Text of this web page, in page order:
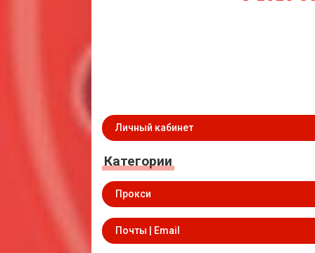
Личный кабинет
Категории
Прокси
Почты | Email